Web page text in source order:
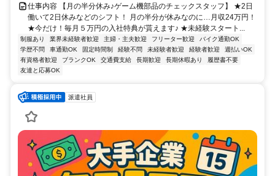
仕事内容 【月の半分休み♪ゲーム機部品のチェックスタッフ】 ★2日
働いて2日休みなどのシフト！ 月の半分が休みなのに…月収24万円！
★今だけ！毎月５万円の入社特典が貰えます♪ ★未経験スタート...
制服あり 業界未経験者歓迎 主婦・主夫歓迎 フリーター歓迎
バイク通勤OK
学歴不問
車通勤OK 固定時間制 経験不問 未経験者歓迎 経験者歓迎
週払いOK
有資格者歓迎
ブランクOK 交通費支給 長期歓迎 長期休暇あり
履歴書不要
友達と応募OK
派遣社員